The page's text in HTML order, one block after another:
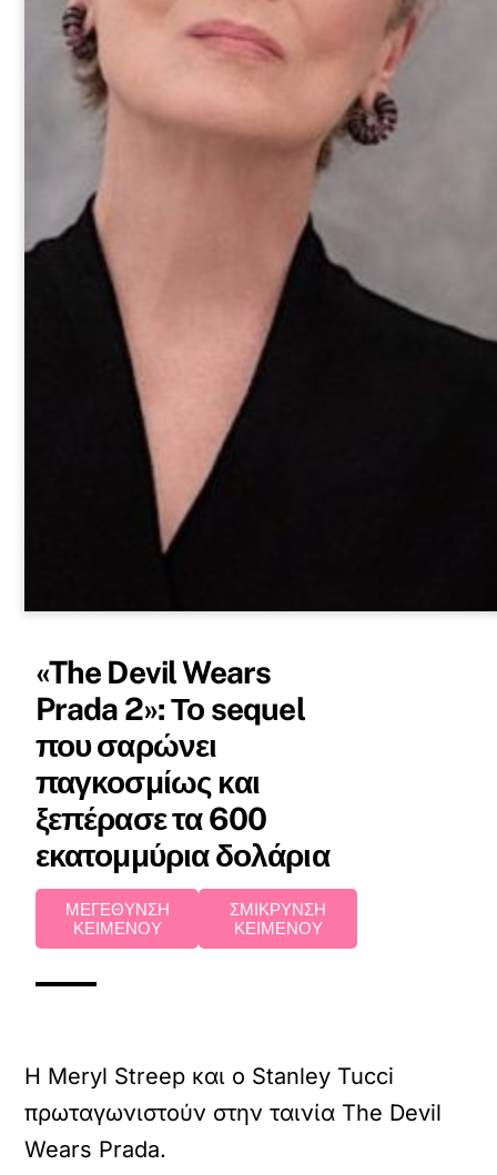
«The Devil Wears
Prada 2»: Το sequel
που σαρώνει
παγκοσμίως και
ξεπέρασε τα 600
εκατομμύρια δολάρια
ΜΕΓΕΘΥΝΣΗ
ΚΕΙΜΕΝΟΥ
ΣΜΙΚΡΥΝΣΗ
ΚΕΙΜΕΝΟΥ
Η Meryl Streep και ο Stanley Tucci
πρωταγωνιστούν στην ταινία The Devil
Wears Prada.